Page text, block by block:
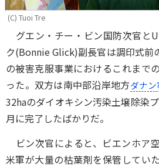
(C) Tuoi Tre
グエン・チー・ビン国防次官と
ク(Bonnie Glick)副長官は調印式前
の被害克服事業におけるこれまで
った。双方は南中部沿岸地方ダナン
32haのダイオキシン汚染土壌除染
月に完了したばかりだ。
ビン次官によると、ビエンホア
米軍が大量の枯葉剤を保管してい